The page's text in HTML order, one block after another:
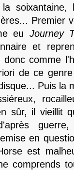
Premier
eu Journey
et
donc comme
de ce
Puis la
sûr, il vieillit
en
est
comprends